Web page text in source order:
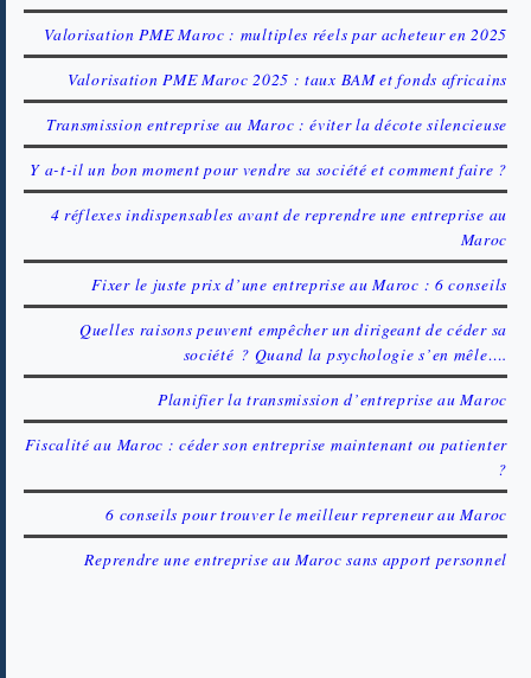
Valorisation PME Maroc : multiples réels par acheteur en 2025
Valorisation PME Maroc 2025 : taux BAM et fonds africains
Transmission entreprise au Maroc : éviter la décote silencieuse
Y a-t-il un bon moment pour vendre sa société et comment faire ?
4 réflexes indispensables avant de reprendre une entreprise au
Maroc
Fixer le juste prix d’une entreprise au Maroc : 6 conseils
Quelles raisons peuvent empêcher un dirigeant de céder sa
société ? Quand la psychologie s’en mêle….
Planifier la transmission d’entreprise au Maroc
Fiscalité au Maroc : céder son entreprise maintenant ou patienter
?
6 conseils pour trouver le meilleur repreneur au Maroc
Reprendre une entreprise au Maroc sans apport personnel